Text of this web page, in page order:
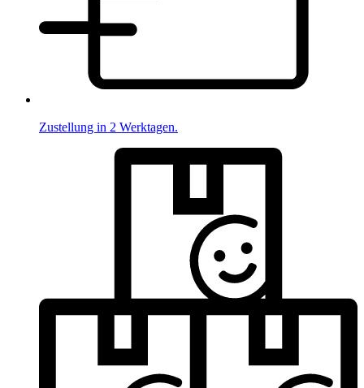
Zustellung in 2 Werktagen.